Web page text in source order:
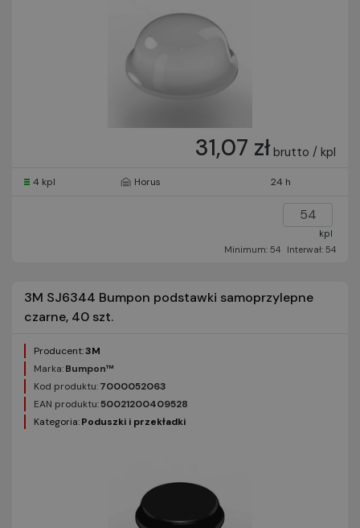
31,07 zł brutto / kpl
4 kpl Horus 24 h
kpl
Minimum: 54
Interwał: 54
3M SJ6344 Bumpon podstawki samoprzylepne
czarne, 40 szt.
Producent:3M
Marka:Bumpon™
Kod produktu:7000052063
EAN produktu:50021200409528
Kategoria:Poduszki i przekładki